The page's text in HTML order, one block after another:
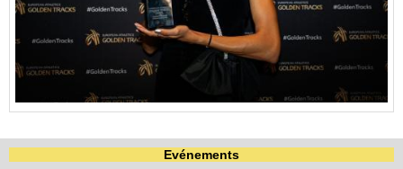
Evénements